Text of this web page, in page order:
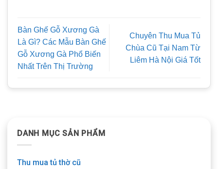
DANH MỤC SẢN PHẨM
Thu mua tủ thờ cũ
Bàn Ghế Gỗ Xương Gà
Là Gì? Các Mẫu Bàn Ghế
Gỗ Xương Gà Phổ Biến
Nhất Trên Thị Trường
Chuyên Thu Mua Tủ
Chùa Cũ Tại Nam Từ
Liêm Hà Nội Giá Tốt